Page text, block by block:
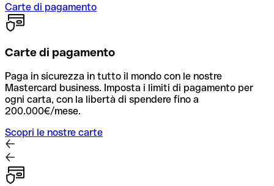
Carte di pagamento
Carte di pagamento
Paga in sicurezza in tutto il mondo con le nostre
Mastercard business. Imposta i limiti di pagamento per
ogni carta, con la libertà di spendere fino a
200.000€/mese.
Scopri le nostre carte